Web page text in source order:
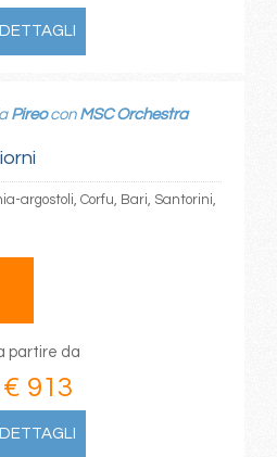
DETTAGLI
Pireocon MSC Orchestra
argostoli, Corfu, Bari, Santorini,
partire da
€ 913
DETTAGLI